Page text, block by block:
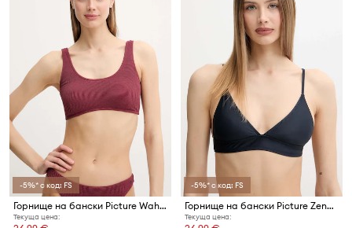
-5%* с код: FS
Горнище на бански Picture Wahine
Текуща цена:
-5%* с код: FS
Горнище на бански Picture Zendara
Текуща цена: